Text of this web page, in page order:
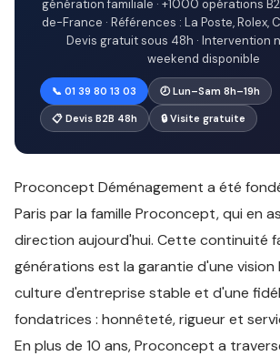
génération familiale · +1000 opérations
de-France · Références : La Poste, Rolex,
Devis gratuit sous 48h · Intervention
weekend disponible
📞 01 39 80 13 03 🕗 Lun–Sam 8h–19h
📋 Devis B2B 48h 🔒 Visite gratuite
Proconcept Déménagement a été
Paris par la famille Proconcept, qui en
direction aujourd'hui. Cette continuité
générations est la garantie d'une vision
culture d'entreprise stable et d'une
fondatrices : honnêteté, rigueur et
En plus de 10 ans, Proconcept a